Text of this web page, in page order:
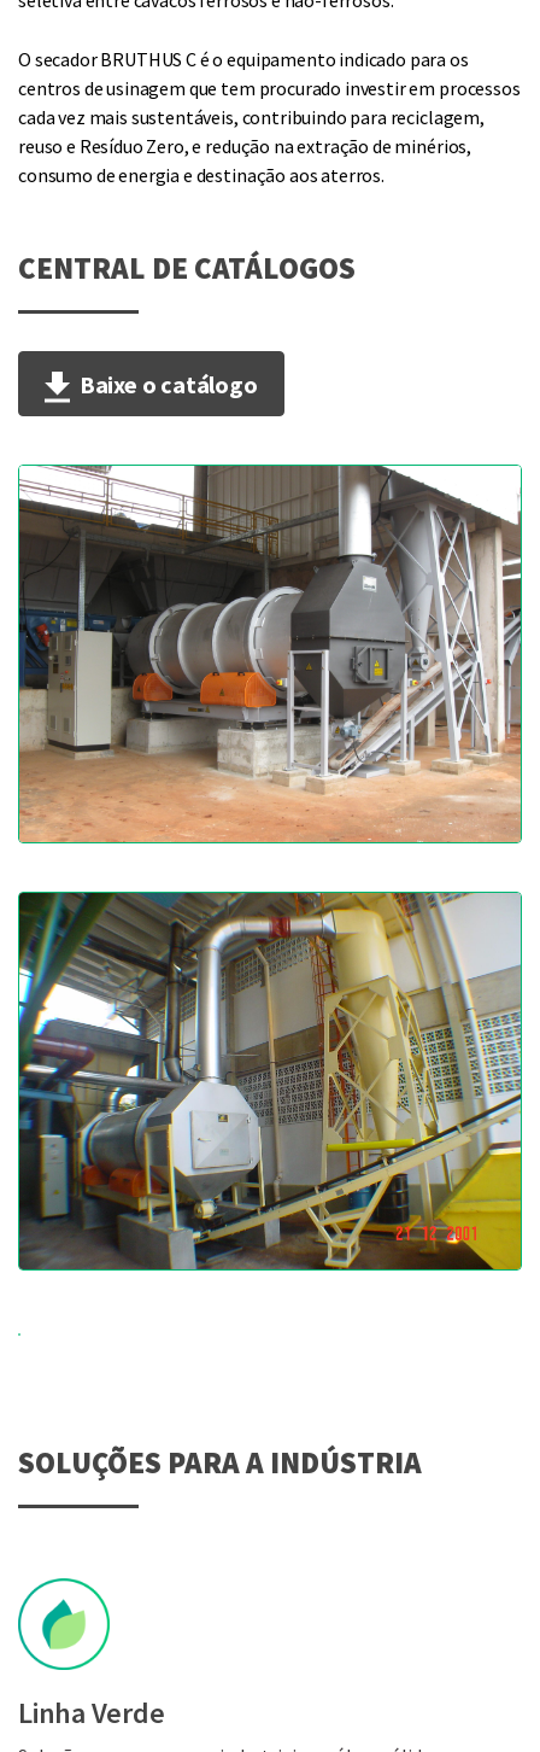
O secador BRUTHUS C é o equipamento indicado para os
centros de usinagem que tem procurado investir em processos
cada vez mais sustentáveis, contribuindo para reciclagem,
reuso e Resíduo Zero, e redução na extração de minérios,
consumo de energia e destinação aos aterros.
CENTRAL DE CATÁLOGOS
Baixe o catálogo
SOLUÇÕES PARA A INDÚSTRIA
Linha Verde